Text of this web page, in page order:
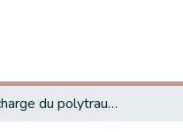
Prise en charge du polytraumatisé en milieu de réanimation chirurgicale de l’hôpital militaire Avicenne : à propos de 93 cas